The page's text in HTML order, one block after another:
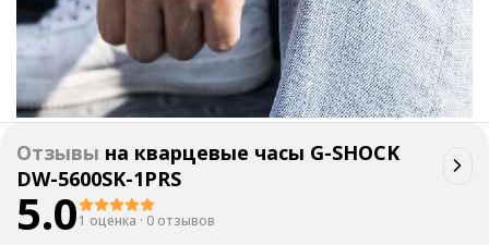
Отзывы на кварцевые часы G-SHOCK
DW-5600SK-1PRS
5.01 оценка · 0 отзывов